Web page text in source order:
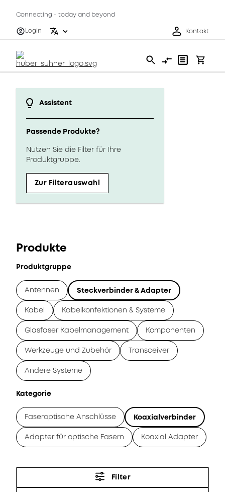
Connecting - today and beyond
Login
Kontakt
Assistent
Passende Produkte?
Nutzen Sie die Filter für Ihre
Produktgruppe.
Zur Filterauswahl
Produkte
Produktgruppe
Antennen Steckverbinder & Adapter
Kabel Kabelkonfektionen & Systeme
Glasfaser Kabelmanagement Komponenten
Werkzeuge und Zubehör Transceiver
Andere Systeme
Kategorie
Faseroptische Anschlüsse Koaxialverbinder
Adapter für optische Fasern Koaxial Adapter
Filter